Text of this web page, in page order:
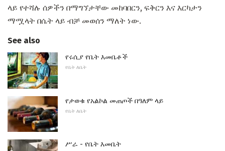
ላይ የተሻሉ ሰዎችን በማግኘታቸው መከባበርን, ፍቅርን እና እርካታን
ማሟላት በሴት ላይ ብቻ መወሰን ማለት ነው.
See also
የሩሲያ የቤት እመቤቶች
የቤት ለቤት
የታወቁ የአልኮል መጠጦች በዓለም ላይ
የቤት ለቤት
ሥራ - የቤት እመቤት